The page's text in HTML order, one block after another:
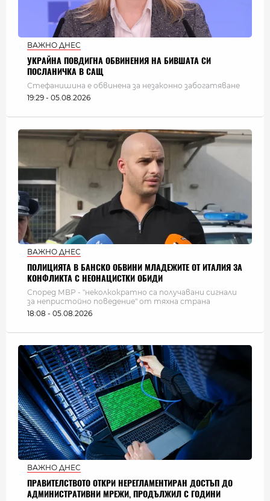
ВАЖНО ДНЕС
УКРАЙНА ПОВДИГНА ОБВИНЕНИЯ НА БИВШАТА СИ
ПОСЛАНИЧКА В САЩ
Стефанишина е обвинена за незаконно забогатяване
19:29 - 05.08.2026
ВАЖНО ДНЕС
ПОЛИЦИЯТА В БАНСКО ОБВИНИ МЛАДЕЖИТЕ ОТ ИТАЛИЯ ЗА
КОНФЛИКТА С НЕОНАЦИСТКИ ОБИДИ
Според МВР - "неколкократно са получавани сигнали
за непристойно поведение" от тяхна страна
18:08 - 05.08.2026
ВАЖНО ДНЕС
ПРАВИТЕЛСТВОТО ОТКРИ НЕРЕГЛАМЕНТИРАН ДОСТЪП ДО
АДМИНИСТРАТИВНИ МРЕЖИ, ПРОДЪЛЖИЛ С ГОДИНИ